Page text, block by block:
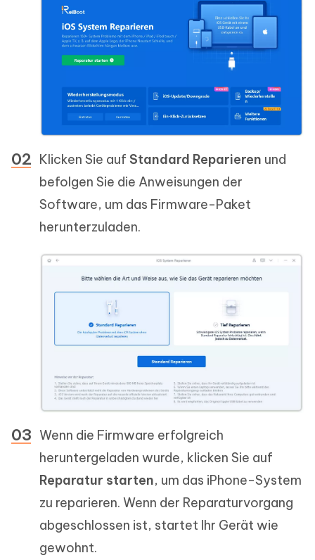
Klicken Sie auf Standard Reparieren und
befolgen Sie die Anweisungen der
Software, um das Firmware-Paket
herunterzuladen.
Wenn die Firmware erfolgreich
heruntergeladen wurde, klicken Sie auf
Reparatur starten, um das iPhone-System
zu reparieren. Wenn der Reparaturvorgang
abgeschlossen ist, startet Ihr Gerät wie
gewohnt.